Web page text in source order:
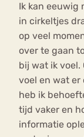
Ik kan eeuwig
in cirkeltjes
op veel
over te gaan
bij wat ik voel.
voel en wat er
heb ik
tijd vaker en
informatie